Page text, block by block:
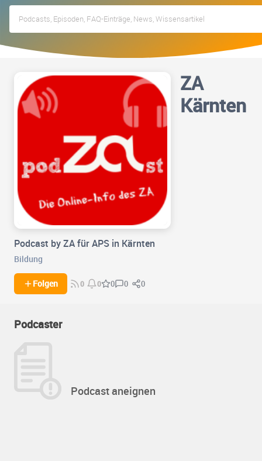
ZA
Kärnten
Podcast by ZA für APS in Kärnten
Bildung
Folgen 0 0 0 0 0
Podcaster
Podcast aneignen